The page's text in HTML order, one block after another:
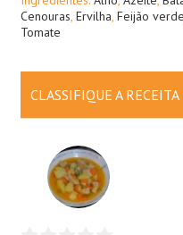
Cenouras, Ervilha, Feijão verde
Tomate
CLASSIFIQUE A RECEITA